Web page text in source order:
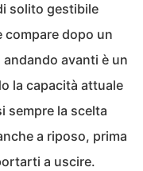
solito gestibile
dopo un
avanti è un
la capacità attuale
sempre la scelta
a riposo, prima
a uscire.